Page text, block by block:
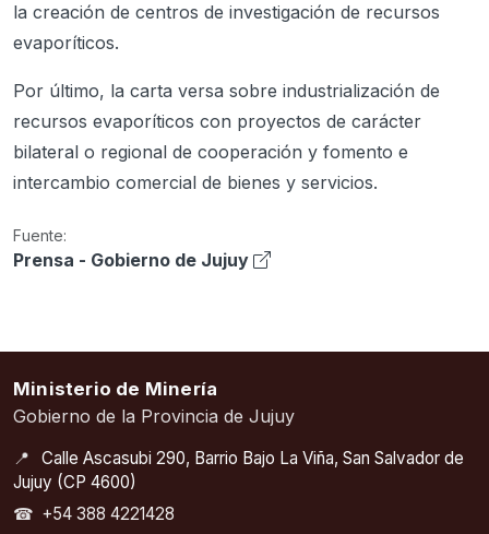
la creación de centros de investigación de recursos
evaporíticos.
Por último, la carta versa sobre industrialización de
recursos evaporíticos con proyectos de carácter
bilateral o regional de cooperación y fomento e
intercambio comercial de bienes y servicios.
Fuente:
Prensa - Gobierno de Jujuy
Ministerio de Minería
Gobierno de la Provincia de Jujuy
📍
Calle Ascasubi 290, Barrio Bajo La Viña, San Salvador de
Jujuy (CP 4600)
☎ +54 388 4221428